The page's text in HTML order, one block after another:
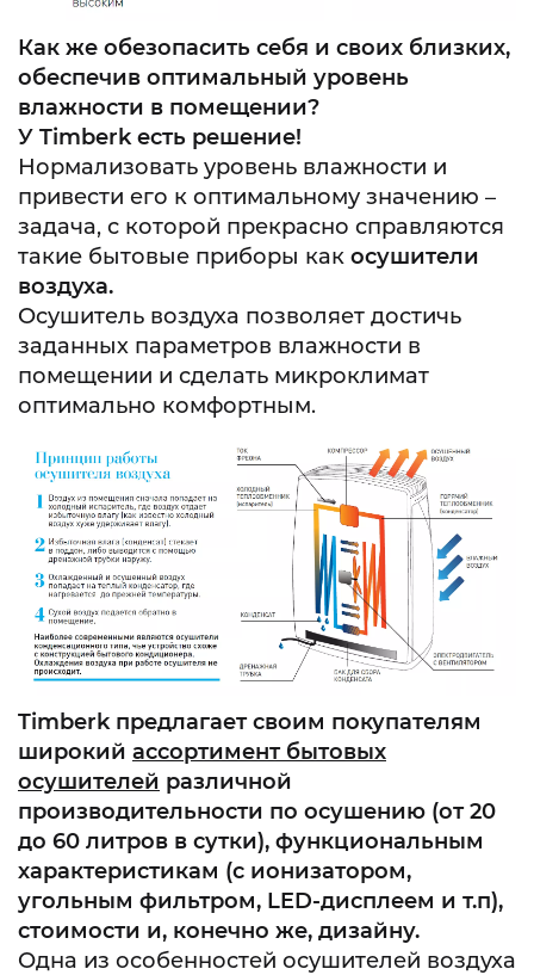
Как же обезопасить себя и своих близких,
обеспечив оптимальный уровень
влажности в помещении?
У Timberkесть решение!
Нормализовать уровень влажности и
привести его к оптимальному значению –
задача, с которой прекрасно справляются
такие бытовые приборы как осушители
воздуха.
Осушитель воздуха позволяет достичь
заданных параметров влажности в
помещении и сделать микроклимат
оптимально комфортным.
Timberk предлагает своим покупателям
широкий ассортимент бытовых
осушителей различной
производительности по осушению (от 20
до 60 литров в сутки), функциональным
характеристикам (с ионизатором,
угольным фильтром, LED-дисплеем и т.п),
стоимости и, конечно же, дизайну.
Одна из особенностей осушителей воздуха